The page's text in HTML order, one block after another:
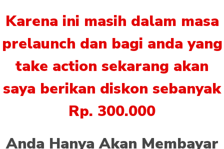
Karena ini masih dalam masa
prelaunch dan bagi anda yang
take action sekarang akan
saya berikan diskon sebanyak
Rp. 300.000
Anda Hanya Akan Membayar